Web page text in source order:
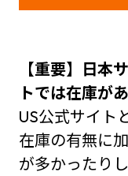
【重要】日本
トでは在庫が
US公式サイト
在庫の有無に
が多かったり